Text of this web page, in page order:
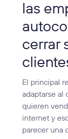
las
cerrar
El principal
adaptarse al
quieren
internet y
parecer una